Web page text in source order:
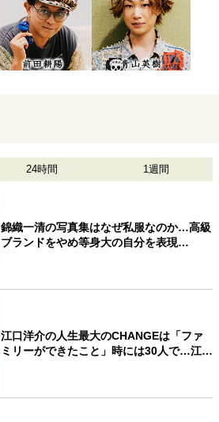
24時間 1週間
錦織一清の写真集はなぜ私服なのか…高級
ブランドをやめ等身大の自分を表現…
江口洋介の人生最大のCHANGEは「ファ
ミリーができたこと」時には30人で…江…